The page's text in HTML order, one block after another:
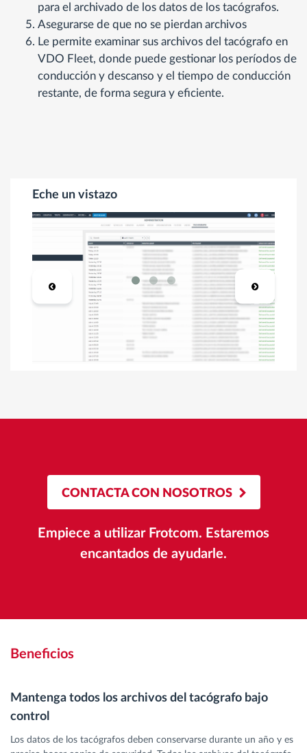
para el archivado de los datos de los tacógrafos.
Asegurarse de que no se pierdan archivos
Le permite examinar sus archivos del tacógrafo en
VDO Fleet, donde puede gestionar los períodos de
conducción y descanso y el tiempo de conducción
restante, de forma segura y eficiente.
Eche un vistazo
CONTACTA CON NOSOTROS
Empiece a utilizar Frotcom. Estaremos
encantados de ayudarle.
Beneficios
Mantenga todos los archivos del tacógrafo bajo
control
Los datos de los tacógrafos deben conservarse durante un año y es